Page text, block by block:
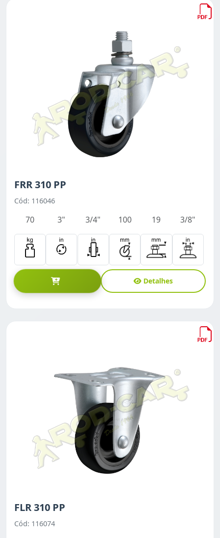
FRR 310 PP
Cód: 116046
70 3" 3/4" 100 19 3/8"
Detalhes
FLR 310 PP
Cód: 116074